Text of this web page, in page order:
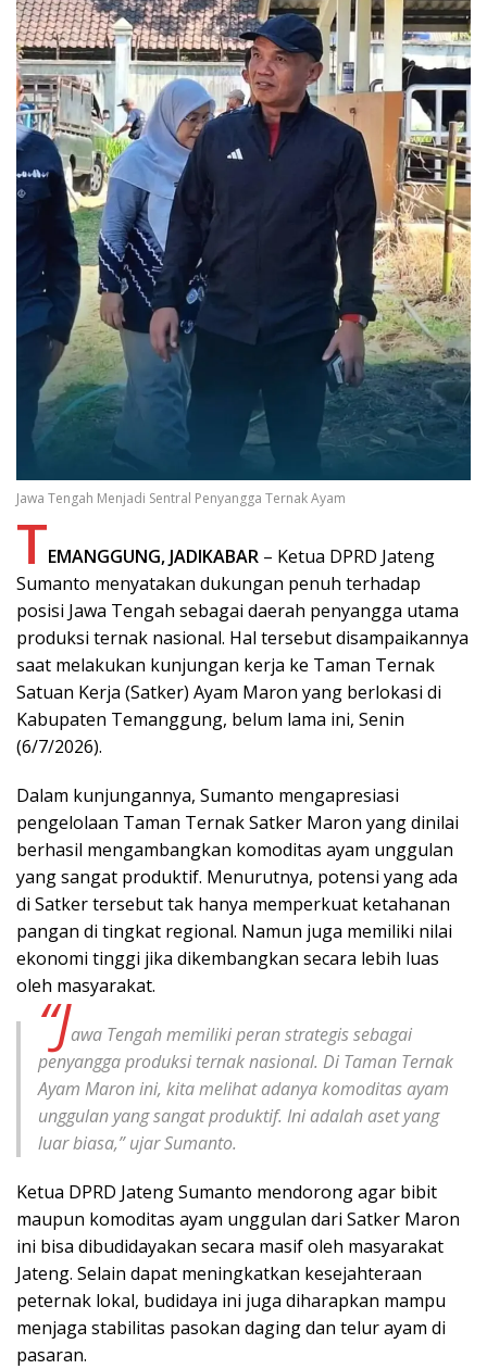
Jawa Tengah Menjadi Sentral Penyangga Ternak Ayam
TEMANGGUNG, JADIKABAR – Ketua DPRD Jateng
Sumanto menyatakan dukungan penuh terhadap
posisi Jawa Tengah sebagai daerah penyangga utama
produksi ternak nasional. Hal tersebut disampaikannya
saat melakukan kunjungan kerja ke Taman Ternak
Satuan Kerja (Satker) Ayam Maron yang berlokasi di
Kabupaten Temanggung, belum lama ini, Senin
(6/7/2026).
Dalam kunjungannya, Sumanto mengapresiasi
pengelolaan Taman Ternak Satker Maron yang dinilai
berhasil mengambangkan komoditas ayam unggulan
yang sangat produktif. Menurutnya, potensi yang ada
di Satker tersebut tak hanya memperkuat ketahanan
pangan di tingkat regional. Namun juga memiliki nilai
ekonomi tinggi jika dikembangkan secara lebih luas
oleh masyarakat.
“Jawa Tengah memiliki peran strategis sebagai
penyangga produksi ternak nasional. Di Taman Ternak
Ayam Maron ini, kita melihat adanya komoditas ayam
unggulan yang sangat produktif. Ini adalah aset yang
luar biasa,” ujar Sumanto.
Ketua DPRD Jateng Sumanto mendorong agar bibit
maupun komoditas ayam unggulan dari Satker Maron
ini bisa dibudidayakan secara masif oleh masyarakat
Jateng. Selain dapat meningkatkan kesejahteraan
peternak lokal, budidaya ini juga diharapkan mampu
menjaga stabilitas pasokan daging dan telur ayam di
pasaran.